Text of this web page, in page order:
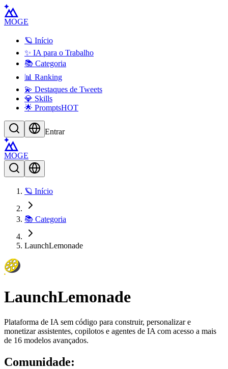
MOGE
🪐 Início
✨ IA para o Trabalho
📚 Categoria
📊 Ranking
💫 Destaques de Tweets
💎 Skills
🌟 PromptsHOT
Entrar
MOGE
🪐 Início
📚 Categoria
LaunchLemonade
LaunchLemonade
Plataforma de IA sem código para construir, personalizar e
monetizar assistentes, copilotos e agentes de IA com acesso a mais
de 16 modelos avançados.
Comunidade: